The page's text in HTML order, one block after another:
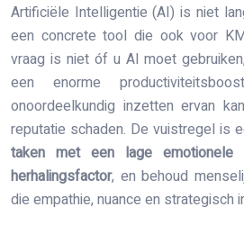
Artificiële Intelligentie (AI) is niet
een concrete tool die ook voor
vraag is niet óf u AI moet
een enorme
onoordeelkundig inzetten ervan
reputatie schaden. De vuistregel is
taken met een lage
herhalingsfactor, en behoud
die empathie, nuance en strategisch